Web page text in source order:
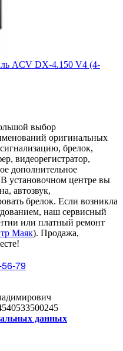
ACV DX-4.150 V4 (4-
выбор
оригинальных
брелок,
видеорегистратор,
дополнительное
установочном центре вы
автозвук,
брелок. Если возникла
, наш сервисный
или платный ремонт
Маяк). Продажа,
79
данных